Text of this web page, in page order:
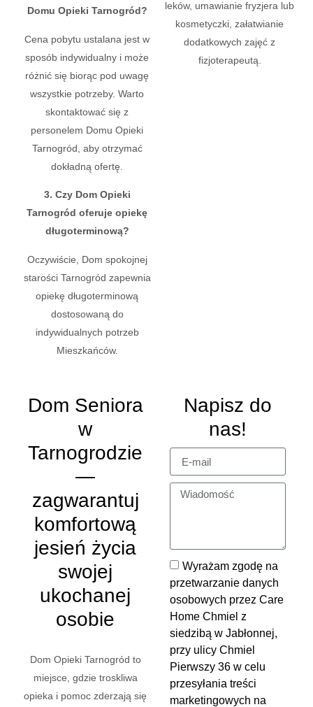
Domu Opieki Tarnogród?
Cena pobytu ustalana jest w
sposób indywidualny i może
różnić się biorąc pod uwagę
wszystkie potrzeby. Warto
skontaktować się z
personelem Domu Opieki
Tarnogród, aby otrzymać
dokładną ofertę.
3. Czy Dom Opieki
Tarnogród oferuje opiekę
długoterminową?
Oczywiście, Dom spokojnej
starości Tarnogród zapewnia
opiekę długoterminową
dostosowaną do
indywidualnych potrzeb
Mieszkańców.
leków, umawianie fryzjera lub
kosmetyczki, załatwianie
dodatkowych zajęć z
fizjoterapeutą.
Dom Seniora
w
Tarnogrodzie
—
zagwarantuj
komfortową
jesień życia
swojej
ukochanej
osobie
Dom Opieki Tarnogród to
miejsce, gdzie troskliwa
opieka i pomoc zderzają się
Napisz do
nas!
Wyrażam zgodę na
przetwarzanie danych
osobowych przez Care
Home Chmiel z
siedzibą w Jabłonnej,
przy ulicy Chmiel
Pierwszy 36 w celu
przesyłania treści
marketingowych na